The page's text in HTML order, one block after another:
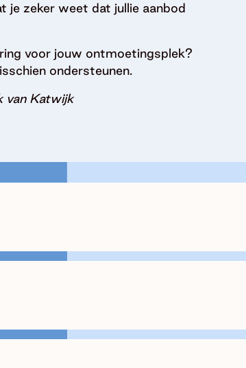
je zeker weet dat jullie aanbod
voor jouw ontmoetingsplek?
ondersteunen.
van Katwijk